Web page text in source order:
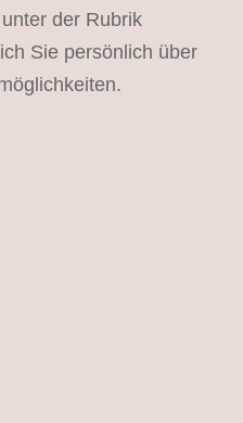
der Rubrik
Sie persönlich über